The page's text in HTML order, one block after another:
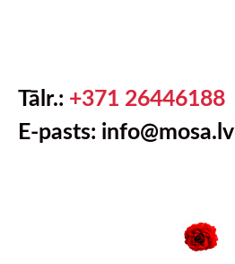
Tālr.: +371 26446188
E-pasts: info@mosa.lv